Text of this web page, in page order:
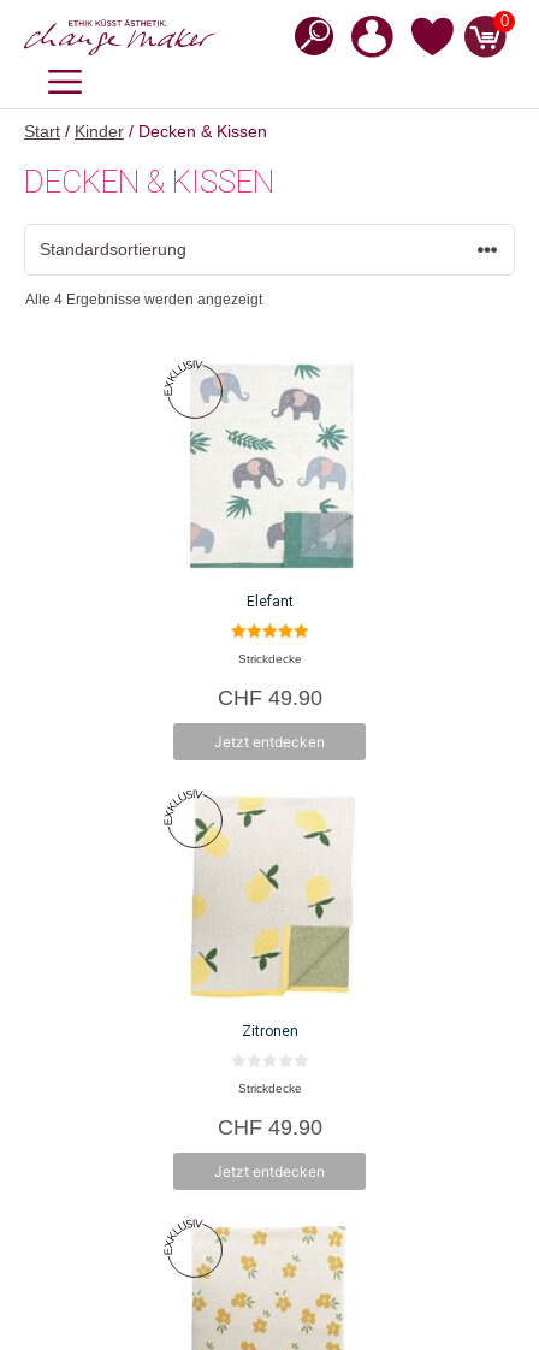
Inhalt
0
MENÜ
Start / Kinder / Decken & Kissen
DECKEN & KISSEN
Alle 4 Ergebnisse werden angezeigt
Elefant
5.00
von 5
Strickdecke
CHF49.90
Jetzt entdecken
Zitronen
n
5
Strickdecke
CHF49.90
Jetzt entdecken